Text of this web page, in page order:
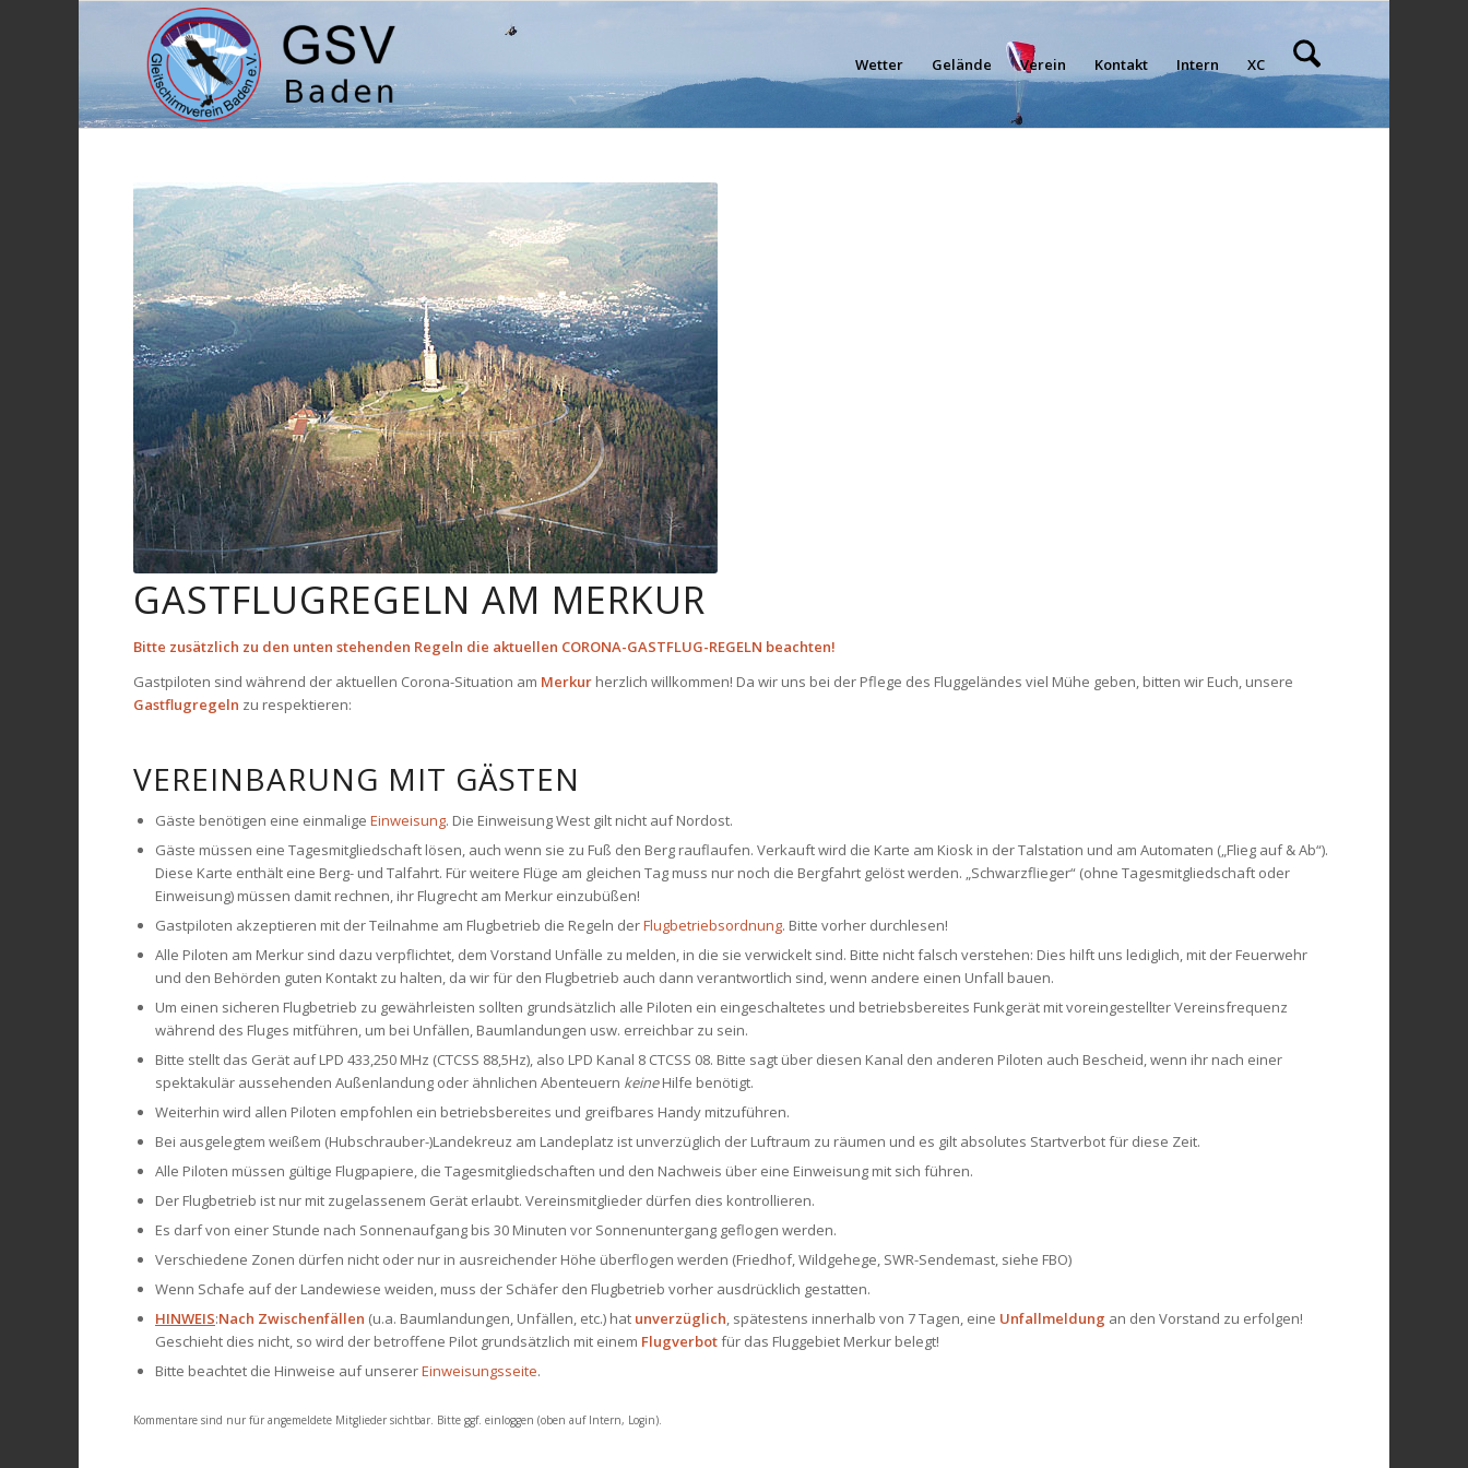
Wetter Gelände Verein Kontakt Intern XC
GASTFLUGREGELN AM MERKUR
Bitte zusätzlich zu den unten stehenden Regeln die aktuellen CORONA-GASTFLUG-REGELN beachten!
Gastpiloten sind während der aktuellen Corona-Situation am Merkur herzlich willkommen! Da wir uns bei der Pflege des Fluggeländes viel Mühe geben, bitten wir Euch, unsere
Gastflugregeln zu respektieren:
VEREINBARUNG MIT GÄSTEN
Gäste benötigen eine einmalige Einweisung. Die Einweisung West gilt nicht auf Nordost.
Gäste müssen eine Tagesmitgliedschaft lösen, auch wenn sie zu Fuß den Berg rauflaufen. Verkauft wird die Karte am Kiosk in der Talstation und am Automaten („Flieg auf & Ab“).
Diese Karte enthält eine Berg- und Talfahrt. Für weitere Flüge am gleichen Tag muss nur noch die Bergfahrt gelöst werden. „Schwarzflieger“ (ohne Tagesmitgliedschaft oder
Einweisung) müssen damit rechnen, ihr Flugrecht am Merkur einzubüßen!
Gastpiloten akzeptieren mit der Teilnahme am Flugbetrieb die Regeln derFlugbetriebsordnung. Bitte vorher durchlesen!
Alle Piloten am Merkur sind dazu verpflichtet, dem Vorstand Unfälle zu melden, in die sie verwickelt sind. Bitte nicht falsch verstehen: Dies hilft uns lediglich, mit der Feuerwehr
und den Behörden guten Kontakt zu halten, da wir für den Flugbetrieb auch dann verantwortlich sind, wenn andere einen Unfall bauen.
Um einen sicheren Flugbetrieb zu gewährleisten sollten grundsätzlich alle Piloten ein eingeschaltetes und betriebsbereites Funkgerät mit voreingestellter Vereinsfrequenz
während des Fluges mitführen, um bei Unfällen, Baumlandungen usw. erreichbar zu sein.
Bitte stellt das Gerät auf LPD 433,250 MHz (CTCSS 88,5Hz), also LPD Kanal 8 CTCSS 08. Bitte sagt über diesen Kanal den anderen Piloten auch Bescheid, wenn ihr nach einer
spektakulär aussehenden Außenlandung oder ähnlichen Abenteuern keineHilfe benötigt.
Weiterhin wird allen Piloten empfohlen ein betriebsbereites und greifbares Handy mitzuführen.
Bei ausgelegtem weißem (Hubschrauber-)Landekreuz am Landeplatz ist unverzüglich der Luftraum zu räumen und es gilt absolutes Startverbot für diese Zeit.
Alle Piloten müssen gültige Flugpapiere, die Tagesmitgliedschaften und den Nachweis über eine Einweisung mit sich führen.
Der Flugbetrieb ist nur mit zugelassenem Gerät erlaubt. Vereinsmitglieder dürfen dies kontrollieren.
Es darf von einer Stunde nach Sonnenaufgang bis 30 Minuten vor Sonnenuntergang geflogen werden.
Verschiedene Zonen dürfen nicht oder nur in ausreichender Höhe überflogen werden (Friedhof, Wildgehege, SWR-Sendemast, siehe FBO)
Wenn Schafe auf der Landewiese weiden, muss der Schäfer den Flugbetrieb vorher ausdrücklich gestatten.
HINWEIS:Nach Zwischenfällen (u.a. Baumlandungen, Unfällen, etc.) hat unverzüglich, spätestens innerhalb von 7 Tagen, eine Unfallmeldung an den Vorstand zu erfolgen!
Geschieht dies nicht, so wird der betroffene Pilot grundsätzlich mit einem Flugverbotfür das Fluggebiet Merkur belegt!
Bitte beachtet die Hinweise auf unsererEinweisungsseite.